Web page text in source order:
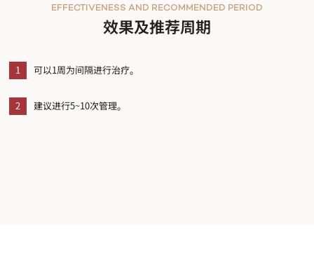
效果及推荐周期
EFFECTIVENESS AND RECOMMENDED PERIOD
1 可以1周为间隔进行治疗。
2 建议进行5~10次管理。